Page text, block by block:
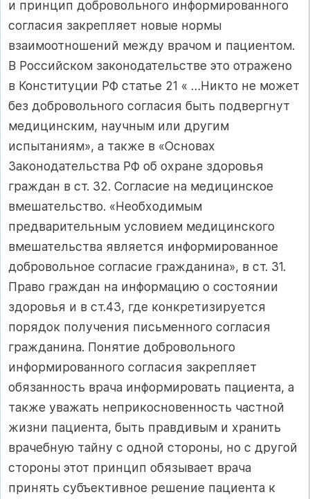
и принцип добровольного информированного
согласия закрепляет новые нормы
взаимоотношений между врачом и пациентом.
В Российском законодательстве это отражено
в Конституции РФ статье 21 « …Никто не может
без добровольного согласия быть подвергнут
медицинским, научным или другим
испытаниям», а также в «Основах
Законодательства РФ об охране здоровья
граждан в ст. 32. Согласие на медицинское
вмешательство. «Необходимым
предварительным условием медицинского
вмешательства является информированное
добровольное согласие гражданина», в ст. 31.
Право граждан на информацию о состоянии
здоровья и в ст.43, где конкретизируется
порядок получения письменного согласия
гражданина. Понятие добровольного
информированного согласия закрепляет
обязанность врача информировать пациента, а
также уважать неприкосновенность частной
жизни пациента, быть правдивым и хранить
врачебную тайну с одной стороны, но с другой
стороны этот принцип обязывает врача
принять субъективное решение пациента к